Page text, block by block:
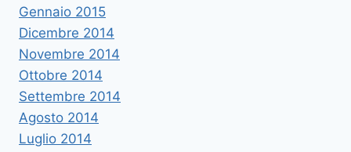
Gennaio 2015
Dicembre 2014
Novembre 2014
Ottobre 2014
Settembre 2014
Agosto 2014
Luglio 2014